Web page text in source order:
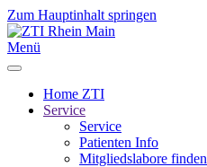
Zum Hauptinhalt springen
Menü
Home ZTI
Service
Service
Patienten Info
Mitgliedslabore finden